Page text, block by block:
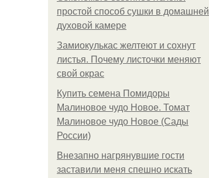
простой способ сушки в домашней
духовой камере
Замиокулькас желтеют и сохнут
листья. Почему листочки меняют
свой окрас
Купить семена Помидоры
Малиновое чудо Новое. Томат
Малиновое чудо Новое (Сады
России)
Внезапно нагрянувшие гости
заставили меня спешно искать